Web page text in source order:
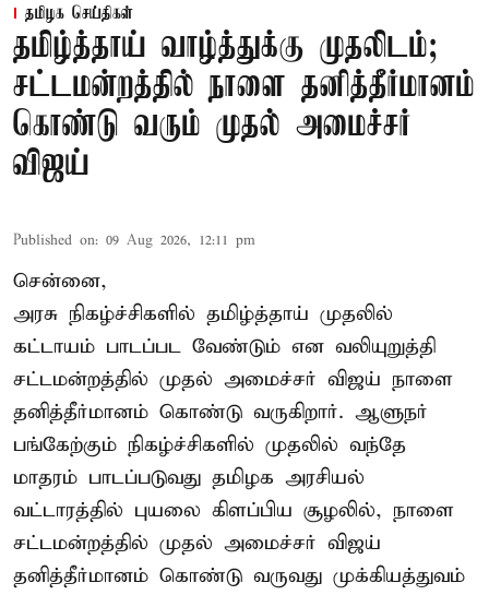
தமிழக செய்திகள்
தமிழ்த்தாய் வாழ்த்துக்கு முதலிடம்;
சட்டமன்றத்தில் நாளை தனித்தீர்மானம்
கொண்டு வரும் முதல் அமைச்சர்
விஜய்
Published on: 09 Aug 2026, 12:11 pm
சென்னை,
அரசு நிகழ்ச்சிகளில் தமிழ்த்தாய் முதலில்
கட்டாயம் பாடப்பட வேண்டும் என வலியுறுத்தி
சட்டமன்றத்தில் முதல் அமைச்சர் விஜய் நாளை
தனித்தீர்மானம் கொண்டு வருகிறார். ஆளுநர்
பங்கேற்கும் நிகழ்ச்சிகளில் முதலில் வந்தே
மாதரம் பாடப்படுவது தமிழக அரசியல்
வட்டாரத்தில் புயலை கிளப்பிய சூழலில், நாளை
சட்டமன்றத்தில் முதல் அமைச்சர் விஜய்
தனித்தீர்மானம் கொண்டு வருவது முக்கியத்துவம்